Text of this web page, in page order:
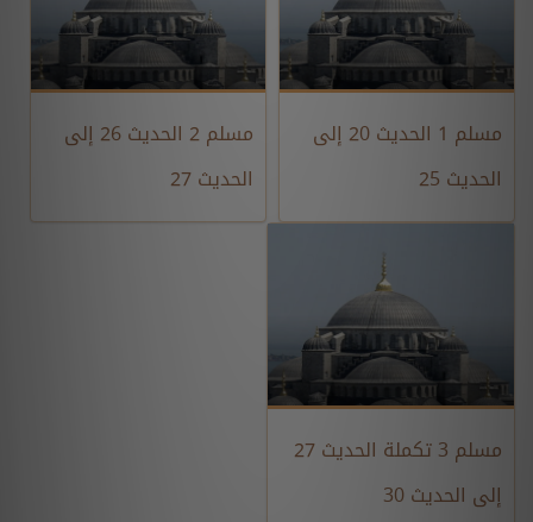
مسلم 1 الحديث 20 إلى
الحديث 25
مسلم 2 الحديث 26 إلى
الحديث 27
مسلم 3 تكملة الحديث 27
إلى الحديث 30